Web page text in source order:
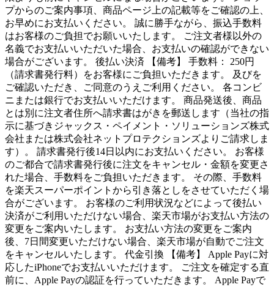
プからのご案内事項、商品ページ上の記載等をご確認の上、
お早めにお支払いください。 誠に勝手ながら、振込手数料
はお客様のご負担でお願いいたします。 ご注文者様以外の
名義でお支払いいただいた場合、お支払いの確認ができない
場合がございます。 後払い決済 【備考】 手数料： 250円
（請求書発行料）をお客様にご負担いただきます。 及びを
ご確認いただき、ご同意のうえご利用ください。 各コンビ
ニまたは銀行でお支払いいただけます。 商品発送後、商品
とは別に注文者住所へ請求書はがきを郵送します（当社の指
示に基づきジャックス・ペイメント・ソリューションズ株式
会社または株式会社ネットプロテクションズよりご請求しま
す）。 請求書発行後14日以内にお支払いください。 お客様
のご都合で請求書発行後に注文をキャンセル・金額を変更さ
れた場合、手数料をご負担いただきます。 その際、手数料
を楽天スーパーポイントから引き落としをさせていただく場
合がございます。 お客様のご利用状況などによって後払い
決済がご利用いただけない場合、楽天市場がお支払い方法の
変更をご案内いたします。 お支払い方法の変更をご案内
後、7日間変更いただけない場合、楽天市場が自動でご注文
をキャンセルいたします。 代金引換 【備考】 Apple Payに対
応したiPhoneでお支払いいただけます。 ご注文を確定する直
前に、Apple Payの認証を行っていただきます。 Apple Payで